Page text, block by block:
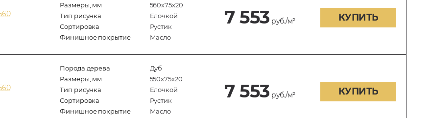
Размеры, мм
560x75x20
Тип рисунка
Елочкой
Сортировка
Рустик
Финишное покрытие
Масло
7 553 руб./м² КУПИТЬ
Порода дерева
Дуб
Размеры, мм
550x75x20
Тип рисунка
Елочкой
Сортировка
Рустик
Финишное покрытие
Масло
7 553 руб./м² КУПИТЬ